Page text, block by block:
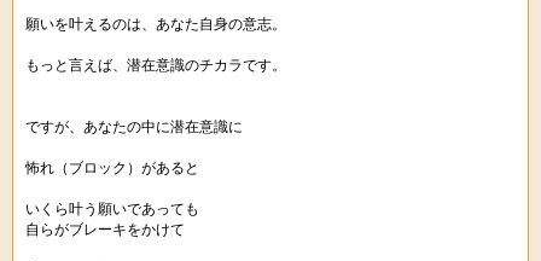
願いを叶えるのは、あなた自身の意志。
もっと言えば、潜在意識のチカラです。
ですが、あなたの中に潜在意識に
怖れ（ブロック）があると
いくら叶う願いであっても
自らがブレーキをかけて